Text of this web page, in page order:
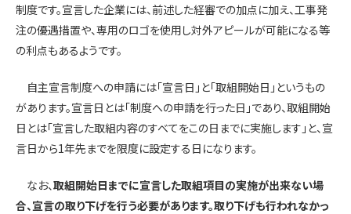
制度です。宣言した企業には、前述した経審での加点に加え、工事発
注の優遇措置や、専用のロゴを使用し対外アピールが可能になる等
の利点もあるようです。
自主宣言制度への申請には「宣言日」と「取組開始日」というもの
があります。宣言日とは「制度への申請を行った日」であり、取組開始
日とは「宣言した取組内容のすべてをこの日までに実施します」と、宣
言日から1年先までを限度に設定する日になります。
なお、取組開始日までに宣言した取組項目の実施が出来ない場
合、宣言の取り下げを行う必要があります。取り下げも行われなかっ